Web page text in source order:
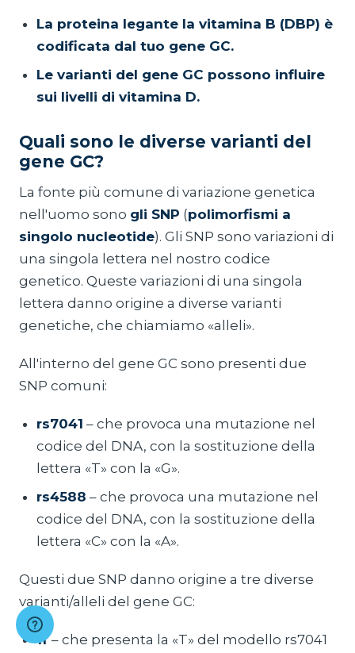
La proteina legante la vitamina B (DBP) è
codificata dal tuo gene GC.
Le varianti del gene GC possono influire
sui livelli di vitamina D.
Quali sono le diverse varianti del
gene GC?
La fonte più comune di variazione genetica
nell'uomo sono gli SNP (polimorfismi a
singolo nucleotide). Gli SNP sono variazioni di
una singola lettera nel nostro codice
genetico. Queste variazioni di una singola
lettera danno origine a diverse varianti
genetiche, che chiamiamo «alleli».
All'interno del gene GC sono presenti due
SNP comuni:
rs7041 – che provoca una mutazione nel
codice del DNA, con la sostituzione della
lettera «T» con la «G».
rs4588 – che provoca una mutazione nel
codice del DNA, con la sostituzione della
lettera «C» con la «A».
Questi due SNP danno origine a tre diverse
varianti/alleli del gene GC:
1f– che presenta la «T» del modello rs7041